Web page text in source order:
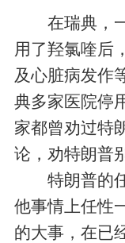
在瑞典，
用了羟氯喹后
及心脏病发作
典多家医院停
家都曾劝过特
论，劝特朗普
特朗普的
他事情上任性
的大事，在已